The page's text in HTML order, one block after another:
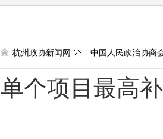
杭州政协新闻网 中国人民政治协商
单个项目最高